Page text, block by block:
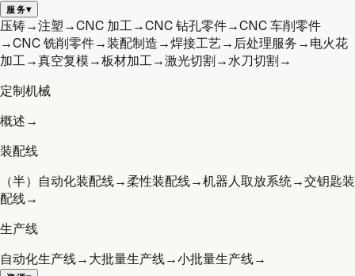
服务▾
压铸→注塑→CNC 加工→CNC 钻孔零件→CNC 车削零件
→CNC 铣削零件→装配制造→焊接工艺→ 后处理服务→电火花
加工→真空复模→板材加工→激光切割→水刀切割→
定制机械
概述→
装配线
（半）自动化装配线→柔性装配线→机器人取放系统→交钥匙装
配线→
生产线
自动化生产线→大批量生产线→小批量生产线→